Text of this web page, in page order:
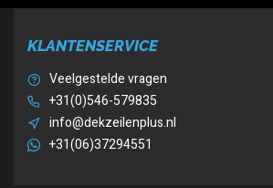
KLANTENSERVICE
Veelgestelde vragen
+31(0)546-579835
info@dekzeilenplus.nl
+31(06)37294551